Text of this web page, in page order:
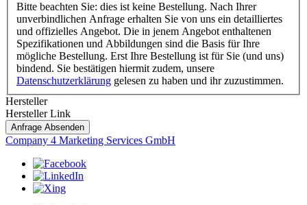
Bitte beachten Sie: dies ist keine Bestellung. Nach Ihrer
unverbindlichen Anfrage erhalten Sie von uns ein detailliertes
und offizielles Angebot. Die in jenem Angebot enthaltenen
Spezifikationen und Abbildungen sind die Basis für Ihre
mögliche Bestellung. Erst Ihre Bestellung ist für Sie (und uns)
bindend. Sie bestätigen hiermit zudem, unsere
Datenschutzerklärung gelesen zu haben und ihr zuzustimmen.
Hersteller
Hersteller Link
Anfrage Absenden
Company 4 Marketing Services GmbH